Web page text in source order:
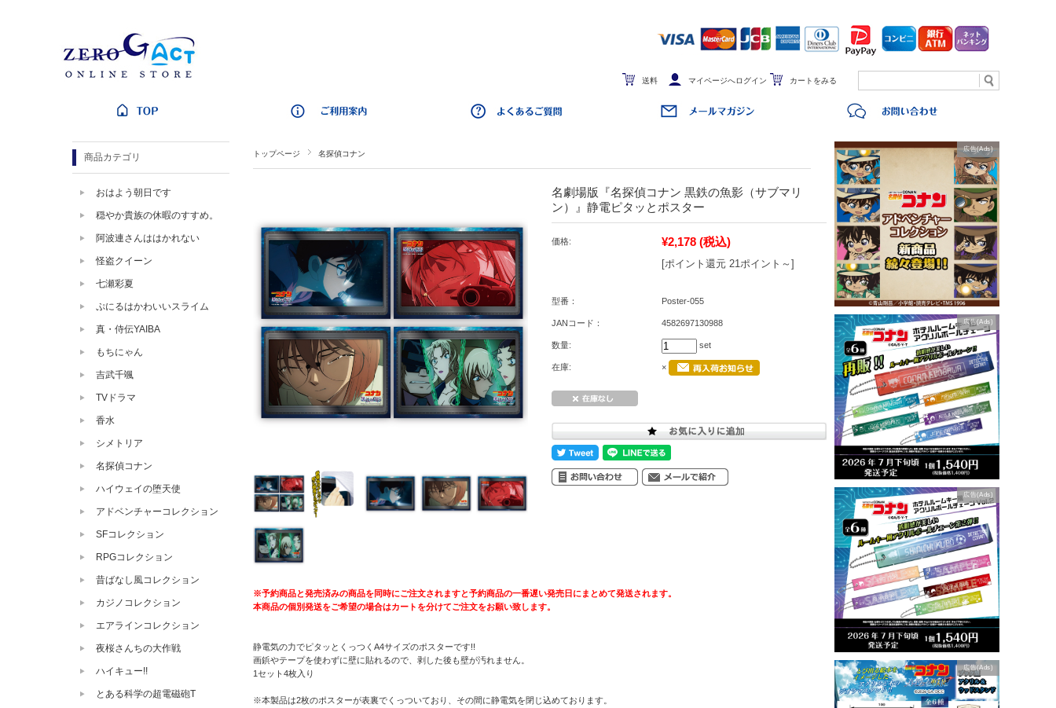
送料 マイページへログイン カートをみる
広告(Ads)
広告(Ads)
広告(Ads)
広告(Ads)
トップページ 名探偵コナン
名劇場版『名探偵コナン 黒鉄の魚影（サブマリ
ン）』静電ピタッとポスター
価格: ¥2,178 (税込)
[ポイント還元 21ポイント～]
型番： Poster-055
JANコード： 4582697130988
数量: set
在庫: ×
※予約商品と発売済みの商品を同時にご注文されますと予約商品の一番遅い発売日にまとめて発送されます。
本商品の個別発送をご希望の場合はカートを分けてご注文をお願い致します。
静電気の力でピタッとくっつくA4サイズのポスターです!!
画鋲やテープを使わずに壁に貼れるので、剥した後も壁が汚れません。
1セット4枚入り
※本製品は2枚のポスターが表裏でくっついており、その間に静電気を閉じ込めております。
商品カテゴリ
おはよう朝日です
穏やか貴族の休暇のすすめ。
阿波連さんははかれない
怪盗クイーン
七瀬彩夏
ぷにるはかわいいスライム
真・侍伝YAIBA
もちにゃん
吉武千颯
TVドラマ
香水
シメトリア
名探偵コナン
ハイウェイの堕天使
アドベンチャーコレクション
SFコレクション
RPGコレクション
昔ばなし風コレクション
カジノコレクション
エアラインコレクション
夜桜さんちの大作戦
ハイキュー!!
とある科学の超電磁砲T